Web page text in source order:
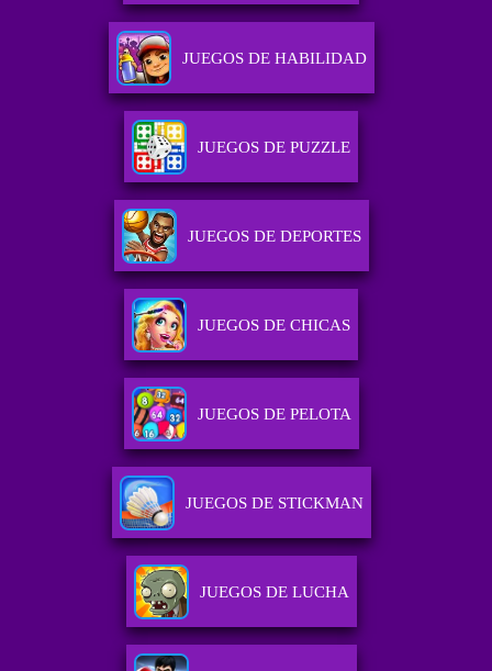
JUEGOS DE HABILIDAD
JUEGOS DE PUZZLE
JUEGOS DE DEPORTES
JUEGOS DE CHICAS
JUEGOS DE PELOTA
JUEGOS DE STICKMAN
JUEGOS DE LUCHA